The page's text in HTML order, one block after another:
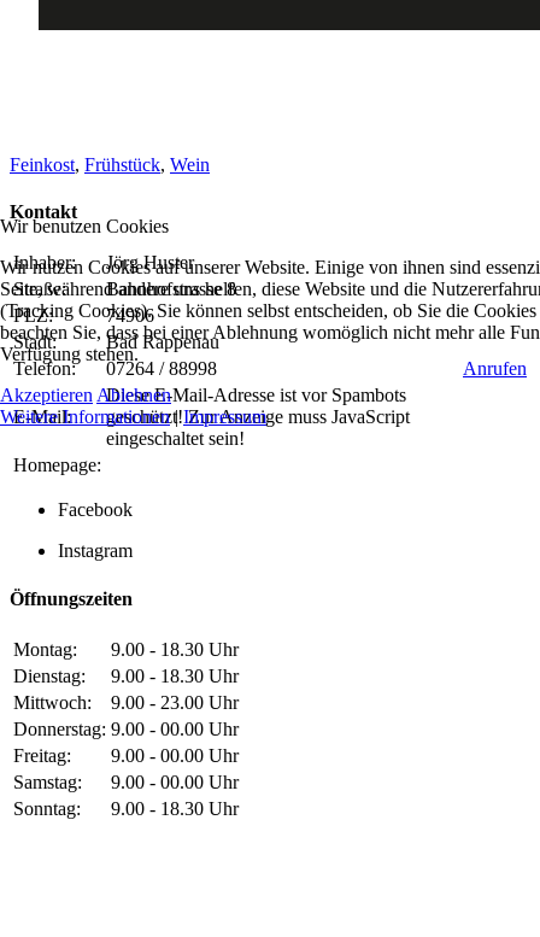
Feinkost, Frühstück, Wein
Kontakt
Inhaber:
Jörg Huster
Straße:
Bahnhofstrasse 8
PLZ:
74906
Stadt:
Bad Rappenau
Telefon:
07264 / 88998 Anrufen
E-Mail:
Diese E-Mail-Adresse ist vor Spambots
geschützt! Zur Anzeige muss JavaScript
eingeschaltet sein!
Homepage:
Facebook
Instagram
Öffnungszeiten
Montag:
9.00 - 18.30 Uhr
Dienstag:
9.00 - 18.30 Uhr
Mittwoch:
9.00 - 23.00 Uhr
Donnerstag: 9.00 - 00.00 Uhr
Freitag:
9.00 - 00.00 Uhr
Samstag:
9.00 - 00.00 Uhr
Sonntag:
9.00 - 18.30 Uhr
Wir benutzen Cookies
Wir nutzen Cookies auf unserer Website. Einige von ihnen sind
Seite, während andere uns helfen, diese Website und die
(Tracking Cookies). Sie können selbst entscheiden, ob Sie die
beachten Sie, dass bei einer Ablehnung womöglich nicht mehr alle
Verfügung stehen.
Akzeptieren Ablehnen
Weitere Informationen|Impressum